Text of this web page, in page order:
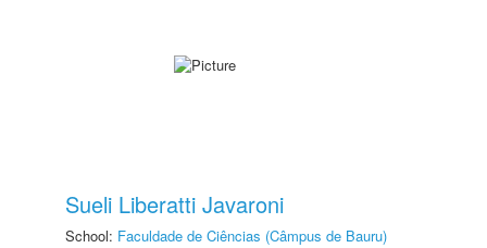
Sueli Liberatti Javaroni
School: Faculdade de Ciências (Câmpus de Bauru)